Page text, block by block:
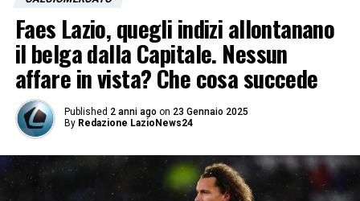
Faes Lazio, quegli indizi allontanano
il belga dalla Capitale. Nessun
affare in vista? Che cosa succede
Published 2 anni ago on 23 Gennaio 2025
By Redazione LazioNews24